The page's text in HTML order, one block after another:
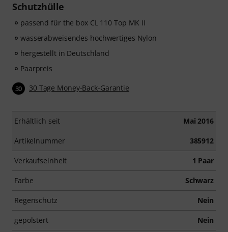
Schutzhülle
passend für the box CL 110 Top MK II
wasserabweisendes hochwertiges Nylon
hergestellt in Deutschland
Paarpreis
30 30 Tage Money-Back-Garantie
Erhältlich seit Mai 2016
Artikelnummer 385912
Verkaufseinheit 1 Paar
Farbe Schwarz
Regenschutz Nein
gepolstert Nein